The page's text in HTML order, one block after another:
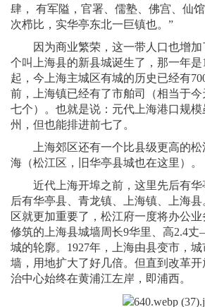
肆， 有军隘，官署、儒塾、佛宫、仙
次栉比，实华亭东北一巨镇也。”
因为商业繁荣，这一带人口也增
个叫上海县的新县城诞生了，那一年是
起，今上海主城区有城的历史已经有
前，上海镇已经有了市舶司（相当于
七个）。也就是说：元代上海港口规
州，但也能排进前七了。
上海郊区还有一个比县级更高的松
海（松江区，旧华亭县城也在这里）。
近代上海开埠之前，这里先后有华
后有华亭县、青龙镇、上海镇、上海
区就更加重要了，松江府一度将办公
修筑的上海县城墙周长9华里、高2.4
城的轮廓。1927年，上海由县变市，
墙，用地扩大了好几倍。但直到改革
治中心始终在黄浦江左岸，即浦西。